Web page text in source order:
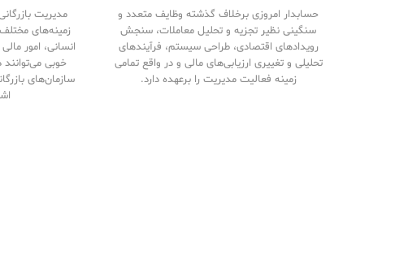
حسابدار امروزی برخلاف گذشته وظایف متعدد و
سنگینی نظیر تجزیه و تحلیل معاملات، سنجش
رویدادهای اقتصادی، طراحی سیستم، فرآیندهای
تحلیلی و تغییری ارزیابی‌های مالی و در واقع تمامی
زمینه فعالیت مدیریت را برعهده دارد.
مدیریت
زمینه‌های مختلف
انسانی، امور
خوبی
سازمان‌های